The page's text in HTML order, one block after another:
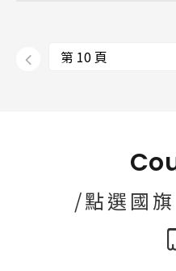
/點選國